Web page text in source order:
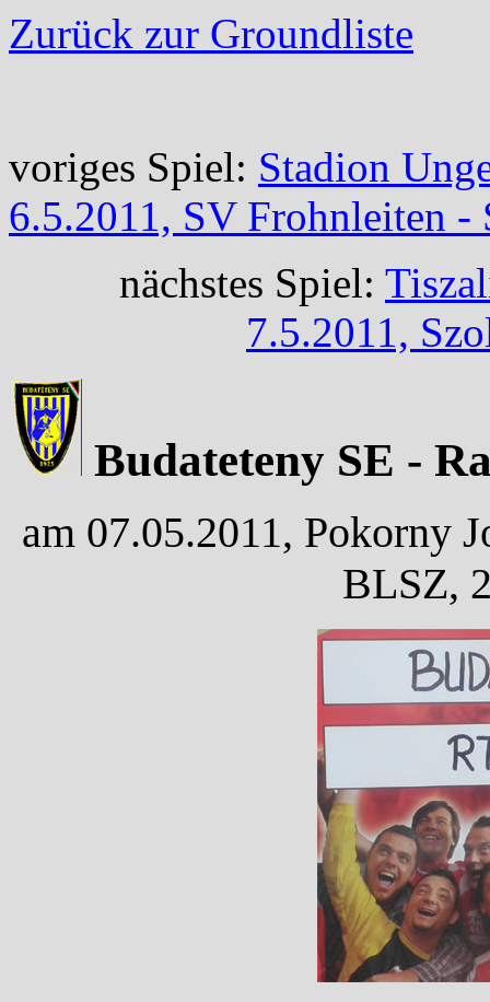
Zurück zur Groundliste
voriges Spiel: Stadion
6.5.2011, SV Frohnleiten -
nächstes Spiel:
7.5.2011,
Budateteny SE -
am 07.05.2011, Pokorny
BLSZ,